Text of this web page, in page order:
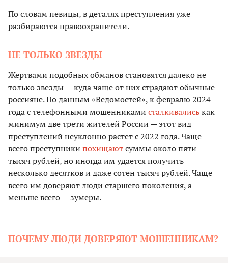
По словам певицы, в деталях преступления уже
разбираются правоохранители.
НЕ ТОЛЬКО ЗВЕЗДЫ
Жертвами подобных обманов становятся далеко не
только звезды — куда чаще от них страдают обычные
россияне. По данным «Ведомостей», к февралю 2024
года с телефонными мошенниками сталкивалиськак
минимум две трети жителей России — этот вид
преступлений неуклонно растет с 2022 года. Чаще
всего преступники похищаютсуммы около пяти
тысяч рублей, но иногда им удается получить
несколько десятков и даже сотен тысяч рублей. Чаще
всего им доверяют люди старшего поколения, а
меньше всего — зумеры.
ПОЧЕМУ ЛЮДИ ДОВЕРЯЮТ МОШЕННИКАМ?